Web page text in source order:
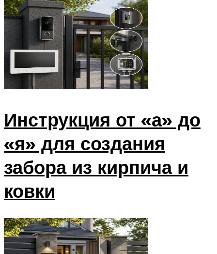
Инструкция от «а» до
«я» для создания
забора из кирпича и
ковки